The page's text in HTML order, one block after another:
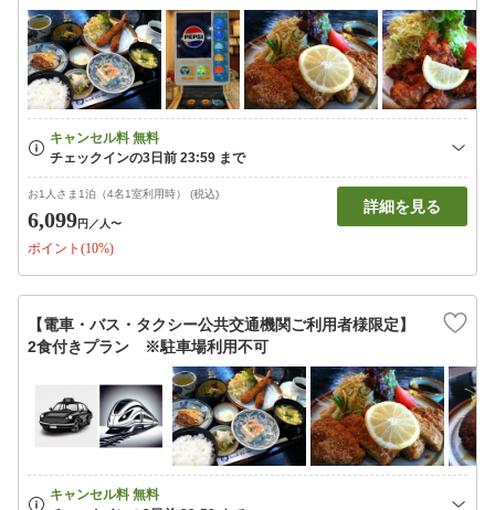
お1人さま1泊（4名1室利用時） (税込)
6,099円 ／人〜
ポイント(10%)
詳細を見る
【電車・バス・タクシー公共交通機関ご利用者様限定】
2食付きプラン ※駐車場利用不可